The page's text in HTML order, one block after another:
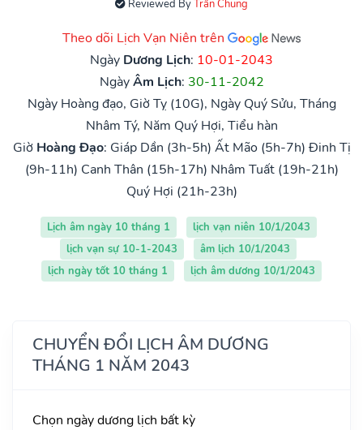
Reviewed ByTrần Chung
Theo dõi Lịch Vạn Niên trên
Ngày Dương Lịch: 10-01-2043
NgàyÂm Lịch: 30-11-2042
Ngày Hoàng đạo, Giờ Tỵ (10G), Ngày Quý Sửu, Tháng
Nhâm Tý, Năm Quý Hợi, Tiểu hàn
Giờ Hoàng Đạo: Giáp Dần (3h-5h) Ất Mão (5h-7h) Đinh Tị
(9h-11h) Canh Thân (15h-17h) Nhâm Tuất (19h-21h)
Quý Hợi (21h-23h)
Lịch âm ngày 10 tháng 1
lịch vạn niên 10/1/2043
lịch vạn sự 10-1-2043
âm lịch 10/1/2043
lịch ngày tốt 10 tháng 1
lịch âm dương 10/1/2043
CHUYỂN ĐỔI LỊCH ÂM DƯƠNG
THÁNG 1 NĂM 2043
Chọn ngày dương lịch bất kỳ